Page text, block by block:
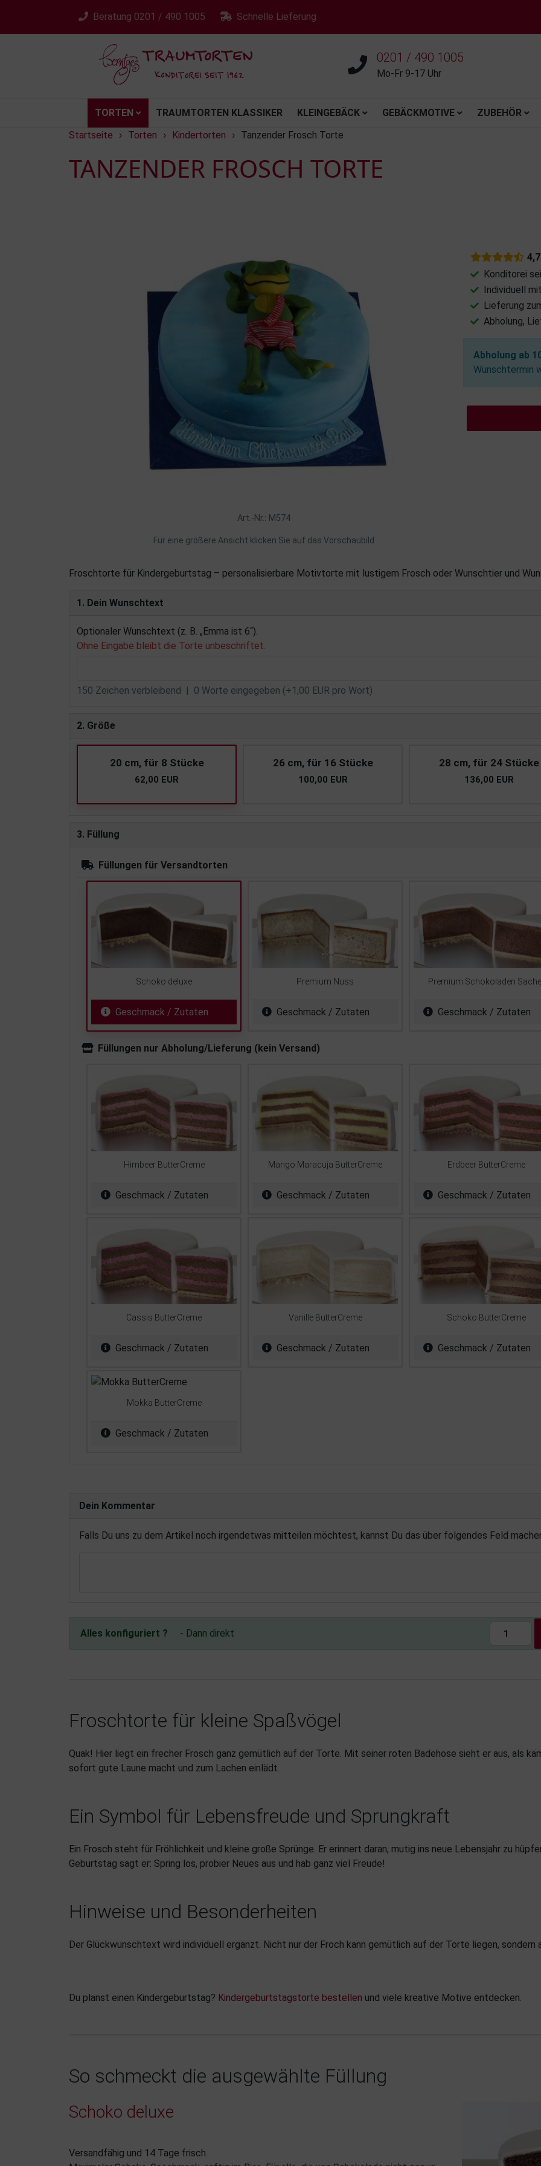
Beratung 0201 / 490 1005 Schnelle Lieferung
0201 / 490 1005
Mo-Fr 9-17 Uhr
TORTEN TRAUMTORTEN KLASSIKER KLEINGEBÄCK GEBÄCKMOTIVE
ZUBEHÖR
Startseite
› Torten › Kindertorten › Tanzender Frosch Torte
TANZENDER FROSCH TORTE
Art.-Nr.: M574
Für eine größere Ansicht klicken Sie auf das Vorschaubild
Konditorei
Individuell
Lieferung
Abholung,
Abholung ab
Wunschtermin
Froschtorte für Kindergeburtstag – personalisierbare Motivtorte mit lustigem Frosch oder Wunschtier und
1. Dein Wunschtext
Optionaler Wunschtext (z. B. „Emma ist 6“).
Ohne Eingabe bleibt die Torte unbeschriftet.
150 Zeichen verbleibend | 0 Worte eingegeben (+1,00 EUR pro Wort)
2. Größe
20 cm, für 8 Stücke
62,00 EUR
26 cm, für 16 Stücke
100,00 EUR
28 cm, für 24 Stücke
136,00 EUR
3. Füllung
Füllungen für Versandtorten
Schoko deluxe
Geschmack / Zutaten
Premium Nuss
Geschmack / Zutaten
Premium Schokoladen
Geschmack / Zutaten
Füllungen nur Abholung/Lieferung (kein Versand)
Himbeer ButterCreme
Geschmack / Zutaten
Mango Maracuja ButterCreme
Geschmack / Zutaten
Erdbeer ButterCreme
Geschmack / Zutaten
Cassis ButterCreme
Geschmack / Zutaten
Vanille ButterCreme
Geschmack / Zutaten
Schoko ButterCreme
Geschmack / Zutaten
Mokka ButterCreme
Geschmack / Zutaten
Dein Kommentar
Falls Du uns zu dem Artikel noch irgendetwas mitteilen möchtest, kannst Du das über folgendes Feld
Alles konfiguriert ? - Dann direkt
Froschtorte für kleine Spaßvögel
Quak! Hier liegt ein frecher Frosch ganz gemütlich auf der Torte. Mit seiner roten Badehose sieht er aus, als
sofort gute Laune macht und zum Lachen einlädt.
Ein Symbol für Lebensfreude und Sprungkraft
Ein Frosch steht für Fröhlichkeit und kleine große Sprünge. Er erinnert daran, mutig ins neue Lebensjahr zu
Geburtstag sagt er: Spring los, probier Neues aus und hab ganz viel Freude!
Hinweise und Besonderheiten
Der Glückwunschtext wird individuell ergänzt. Nicht nur der Froch kann gemütlich auf der Torte liegen, sondern
Du planst einen Kindergeburtstag? Kindergeburtstagstorte bestellen und viele kreative Motive entdecken.
So schmeckt die ausgewählte Füllung
Schoko deluxe
Versandfähig und 14 Tage frisch.